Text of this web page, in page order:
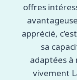
offres
apprécié,
sa
adaptées à
vivement